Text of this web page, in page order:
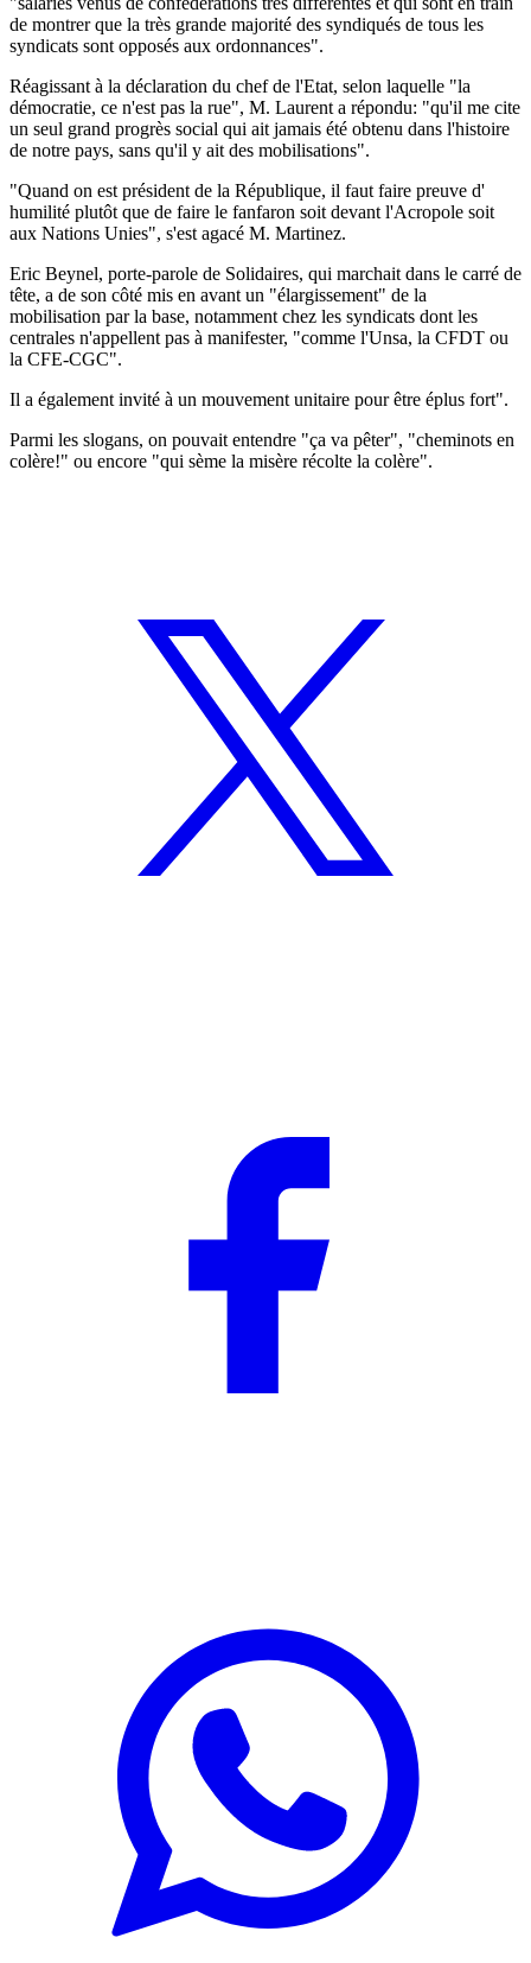
de montrer que la très grande majorité des syndiqués de tous les
syndicats sont opposés aux ordonnances".
Réagissant à la déclaration du chef de l'Etat, selon laquelle "la
démocratie, ce n'est pas la rue", M. Laurent a répondu: "qu'il me cite
un seul grand progrès social qui ait jamais été obtenu dans l'histoire
de notre pays, sans qu'il y ait des mobilisations".
"Quand on est président de la République, il faut faire preuve d'
humilité plutôt que de faire le fanfaron soit devant l'Acropole soit
aux Nations Unies", s'est agacé M. Martinez.
Eric Beynel, porte-parole de Solidaires, qui marchait dans le carré de
tête, a de son côté mis en avant un "élargissement" de la
mobilisation par la base, notamment chez les syndicats dont les
centrales n'appellent pas à manifester, "comme l'Unsa, la CFDT ou
la CFE-CGC".
Il a également invité à un mouvement unitaire pour être éplus fort".
Parmi les slogans, on pouvait entendre "ça va pêter", "cheminots en
colère!" ou encore "qui sème la misère récolte la colère".